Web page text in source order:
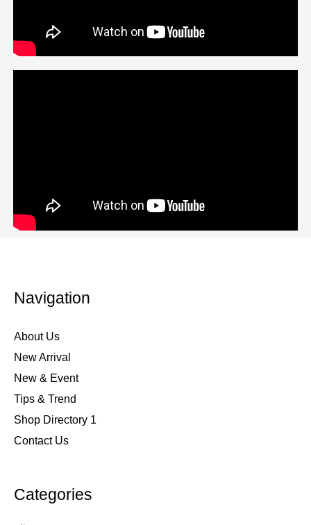
Navigation
About Us
New Arrival
New & Event
Tips & Trend
Shop Directory 1
Contact Us
Categories